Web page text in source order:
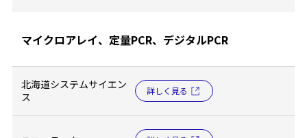
マイクロアレイ、定量PCR、デジタルPCR
北海道システムサイエン
ス
詳しく見る